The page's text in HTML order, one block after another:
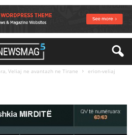
Veliaj ne avantazh ne Tirane erion-veliaj